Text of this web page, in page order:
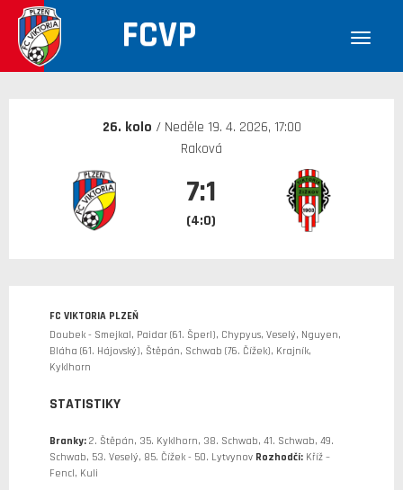
FCVP
30. 12. 1899
26. kolo / Neděle 19. 4. 2026, 17:00
Raková
7:1
(4:0)
FC VIKTORIA PLZEŇ
Doubek - Smejkal, Paidar (61. Šperl), Chypyus, Veselý, Nguyen,
Bláha (61. Hájovský), Štěpán, Schwab (76. Čížek), Krajník,
Kyklhorn
STATISTIKY
Branky: 2. Štěpán, 35. Kyklhorn, 38. Schwab, 41. Schwab, 49.
Schwab, 53. Veselý, 85. Čížek - 50. Lytvynov Rozhodčí: Kříž –
Fencl, Kuli